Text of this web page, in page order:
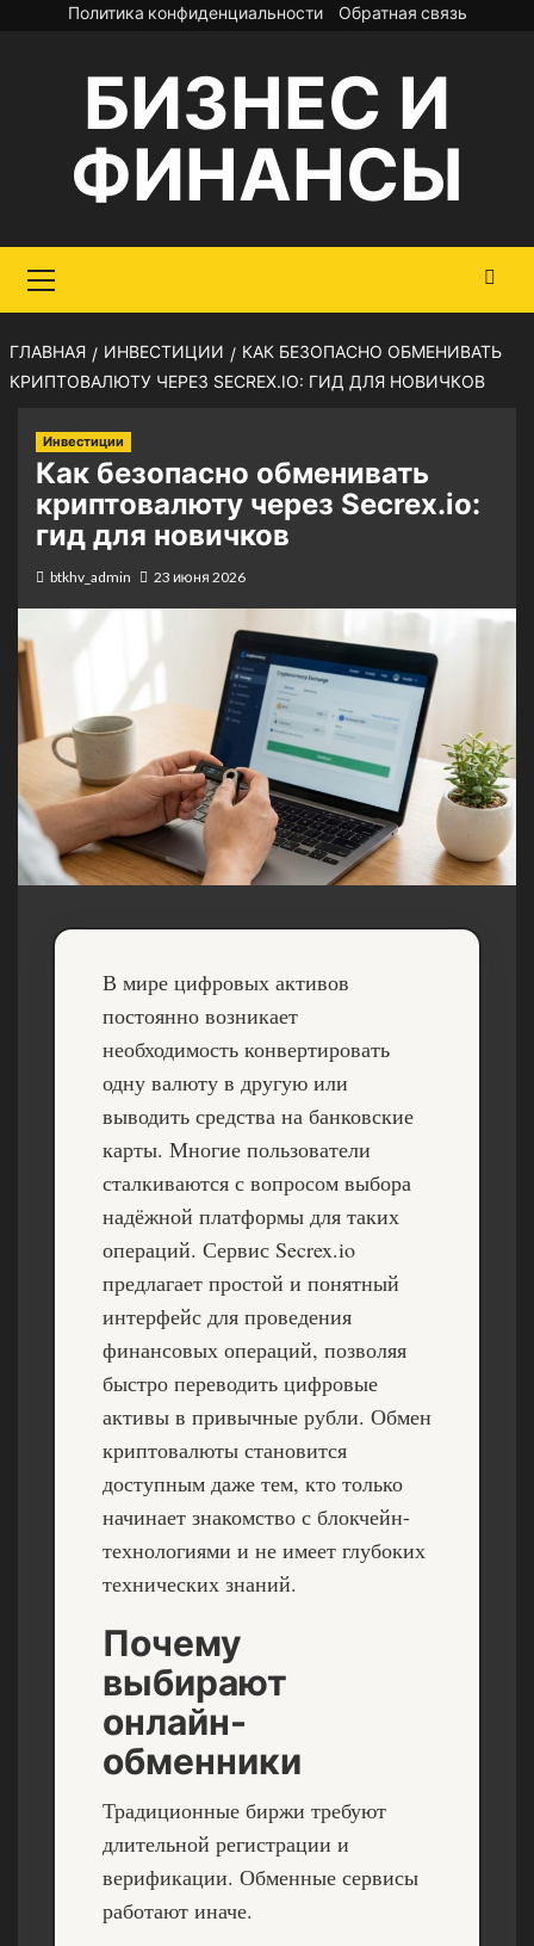
Перейти
содержимому
Политика конфиденциальности Обратная связь
БИЗНЕС И
ФИНАНСЫ
меню
ГЛАВНАЯ ИНВЕСТИЦИИ
КАК БЕЗОПАСНО ОБМЕНИВАТЬ
КРИПТОВАЛЮТУ ЧЕРЕЗ SECREX.IO: ГИД ДЛЯ НОВИЧКОВ
Инвестиции
Как безопасно обменивать
криптовалюту через Secrex.io:
гид для новичков
btkhv_admin 23 июня 2026
В мире цифровых активов
постоянно возникает
необходимость конвертировать
одну валюту в другую или
выводить средства на банковские
карты. Многие пользователи
сталкиваются с вопросом выбора
надёжной платформы для таких
операций. Сервис Secrex.io
предлагает простой и понятный
интерфейс для проведения
финансовых операций, позволяя
быстро переводить цифровые
активы в привычные рубли. Обмен
криптовалютыстановится
доступным даже тем, кто только
начинает знакомство с блокчейн-
технологиями и не имеет глубоких
технических знаний.
Почему
выбирают
онлайн-
обменники
Традиционные биржи требуют
длительной регистрации и
верификации. Обменные сервисы
работают иначе.